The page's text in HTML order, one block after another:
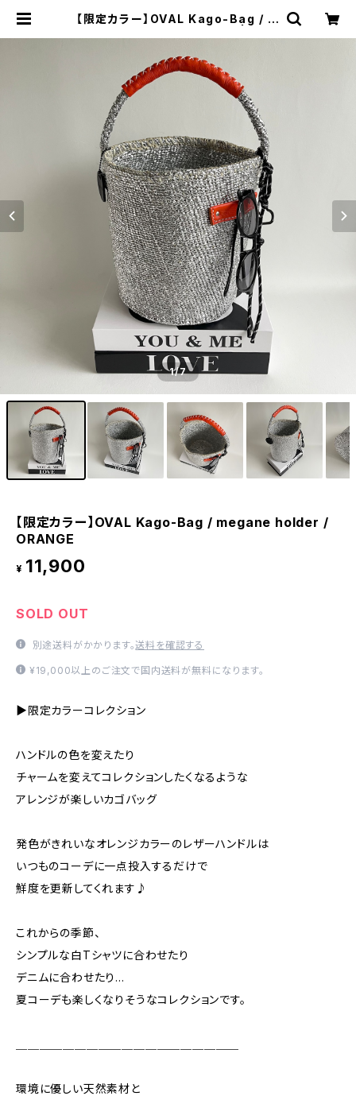
【限定カラー】OVAL Kago-Bag / m
1/7
【限定カラー】OVAL Kago-Bag / megane holder /
ORANGE
¥ 11,900
SOLD OUT
別途送料がかかります。送料を確認する
¥19,000以上のご注文で国内送料が無料になります。
▶限定カラーコレクション
ハンドルの色を変えたり
チャームを変えてコレクションしたくなるような
アレンジが楽しいカゴバッグ
発色がきれいなオレンジカラーのレザーハンドルは
いつものコーデに一点投入するだけで
鮮度を更新してくれます♪
これからの季節、
シンプルな白Tシャツに合わせたり
デニムに合わせたり…
夏コーデも楽しくなりそうなコレクションです。
環境に優しい天然素材と